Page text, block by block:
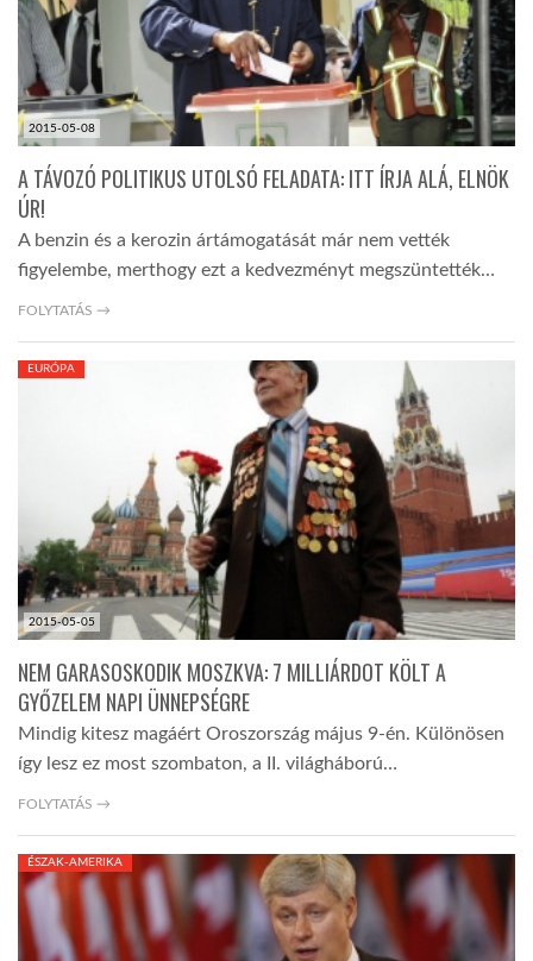
GLOBOBOOK
2015-05-08
A TÁVOZÓ POLITIKUS UTOLSÓ FELADATA: ITT ÍRJA ALÁ, ELNÖK
ÚR!
A benzin és a kerozin ártámogatását már nem vették
figyelembe, merthogy ezt a kedvezményt megszüntették…
FOLYTATÁS →
2015-05-05
EURÓPA
NEM GARASOSKODIK MOSZKVA: 7 MILLIÁRDOT KÖLT A
GYŐZELEM NAPI ÜNNEPSÉGRE
Mindig kitesz magáért Oroszország május 9-én. Különösen
így lesz ez most szombaton, a II. világháború…
FOLYTATÁS →
ÉSZAK-AMERIKA